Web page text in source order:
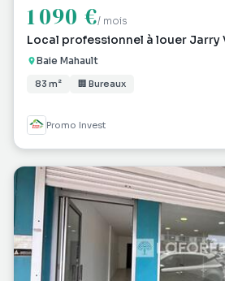
1 090 €/ mois
Local professionnel à louer Jarry
Baie Mahault
83 m² 🏢 Bureaux
Promo Invest